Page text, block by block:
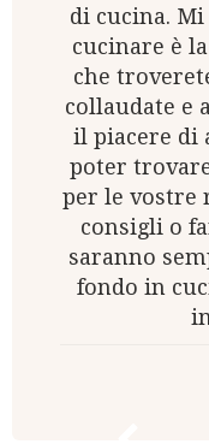
di cucina.
cucinare è
che
collaudate e
il piacere di
poter
per le vostre
consigli o
saranno
fondo in